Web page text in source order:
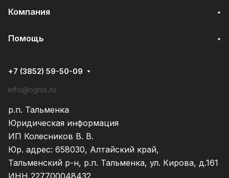
Компания
Помощь
+7 (3852) 59-50-09
info@ognis.ru
р.п. Тальменка
Юридическая информация
ИП Колесников В. В.
Юр. адрес: 658030, Алтайский край,
Тальменский р-н, р.п. Тальменка, ул. Кирова, д.161